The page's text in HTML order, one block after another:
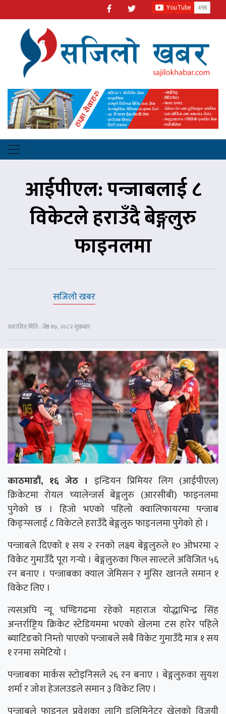
आईपीएल: पन्जाबलाई ८
विकेटले हराउँदै बेङ्गलुरु
फाइनलमा
सजिलो खबर
प्रकाशित मिति : जेष्ठ १७, २०८२ शुक्रबार
काठमाडौं, १६ जेठ । इन्डियन प्रिमियर लिग (आईपीएल)
क्रिकेटमा रोयल च्यालेन्जर्स बेङ्गलुरु (आरसीबी) फाइनलमा
पुगेको छ । हिजो भएको पहिलो क्वालिफायरमा पन्जाब
किङ्ग्सलाई ८ विकेटले हराउँदै बेङ्गलुरु फाइनलमा पुगेको हो ।
पन्जाबले दिएको १ सय २ रनको लक्ष्य बेङ्गलुरुले १० ओभरमा २
विकेट गुमाउँदै पूरा गर्‍यो । बेङ्गलुरुका फिल साल्टले अविजित ५६
रन बनाए । पन्जाबका क्याल जेमिसन र मुसिर खानले समान १
विकेट लिए ।
त्यसअघि न्यू चण्डिगढमा रहेको महाराज योद्धाभिन्द्र सिंह
अन्तर्राष्ट्रिय क्रिकेट स्टेडियममा भएको खेलमा टस हारेर पहिले
ब्याटिङको निम्तो पाएको पन्जाबले सबै विकेट गुमाउँदै मात्र १ सय
१ रनमा समेटियो ।
पन्जाबका मार्कस स्टोइनिसले २६ रन बनाए । बेङ्गलुरुका सुयश
शर्मा र जोश हेजलउडले समान ३ विकेट लिए ।